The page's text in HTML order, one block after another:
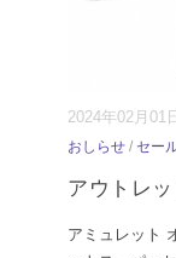
2024年02月01
おしらせ / セー
アウトレ
アミュレット